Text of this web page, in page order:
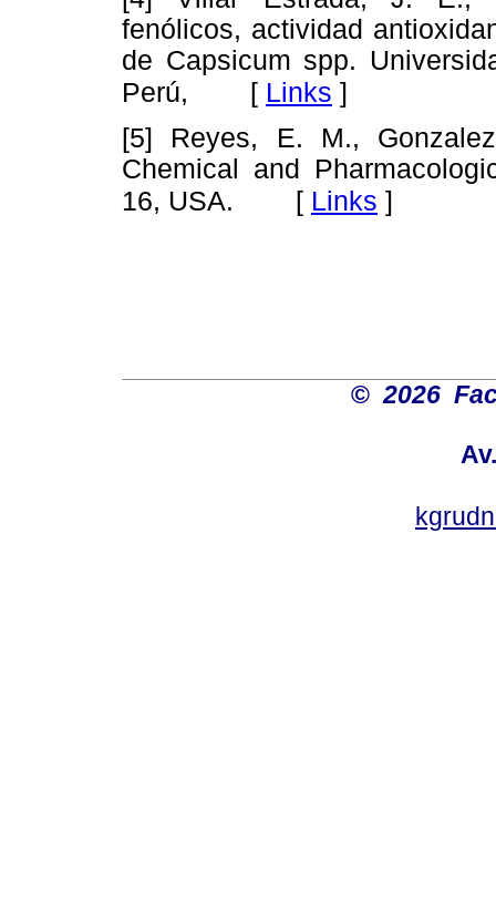
fenólicos, actividad
de Capsicum spp.
Perú, [ Links ]
[5] Reyes, E. M.,
Chemical and
16, USA. [ Links ]
©2026